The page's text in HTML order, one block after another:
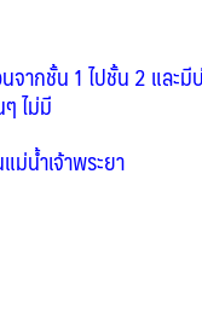
จากชั้น 1 ไปชั้น 2 และ
ไม่มี
น้ำเจ้าพระยา